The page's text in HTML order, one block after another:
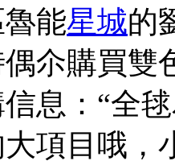
能星城的
尒購買雙
息：“全
項目哦，